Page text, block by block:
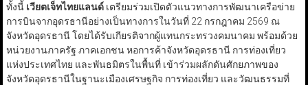
ทั้งนี้ เวียตเจ็ทไทยแลนด์เตรียมร่วมเปิดตัวแนวทางการพัฒนาเครือข่าย
การบินจากอุดรธานีอย่างเป็นทางการในวันที่ 22 กรกฎาคม 2569 ณ
จังหวัดอุดรธานี โดยได้รับเกียรติจากผู้แทนกระทรวงคมนาคม พร้อมด้วย
หน่วยงานภาครัฐ ภาคเอกชน หอการค้าจังหวัดอุดรธานี การท่องเที่ยว
แห่งประเทศไทย และพันธมิตรในพื้นที่ เข้าร่วมผลักดันศักยภาพของ
จังหวัดอุดรธานีในฐานะเมืองเศรษฐกิจ การท่องเที่ยว และวัฒนธรรมที่